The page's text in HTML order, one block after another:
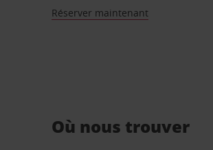
Réserver maintenant
Où nous trouver